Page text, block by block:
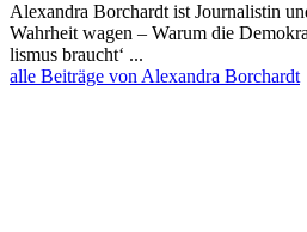
Alexandra Borchardt ist Journa­listin
Wahrheit wagen – Warum die
lismus braucht‘ ...
alle Beiträge von Alexandra Borchardt